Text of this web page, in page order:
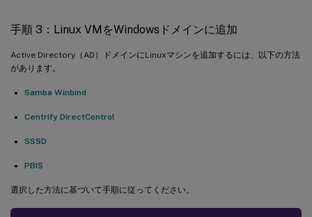
手順 3：Linux VMをWindowsドメインに追加
Active Directory（AD）ドメインにLinuxマシンを追加するには、以下の方法
があります。
Samba Winbind
Centrify DirectControl
SSSD
PBIS
選択した方法に基づいて手順に従ってください。